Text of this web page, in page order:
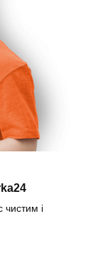
чистим і